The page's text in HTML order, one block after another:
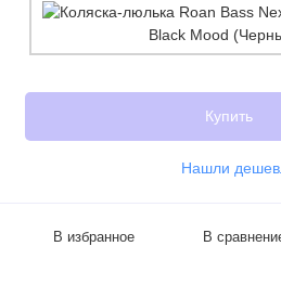
Купить
Нашли
В избранное В